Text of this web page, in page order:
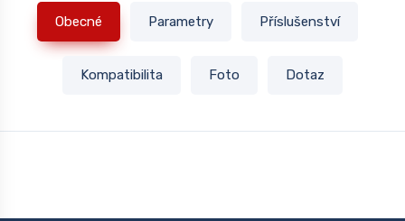
Obecné Parametry Příslušenství
Kompatibilita Foto Dotaz